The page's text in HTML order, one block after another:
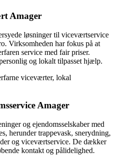
Amager
løsninger til viceværtservice
Virksomheden har fokus på at
service med fair priser.
og lokalt tilpasset hjælp.
viceværter, lokal
Amager
og ejendomsselskaber med
herunder trappevask, snerydning,
og viceværtservice. De dækker
kontakt og pålidelighed.